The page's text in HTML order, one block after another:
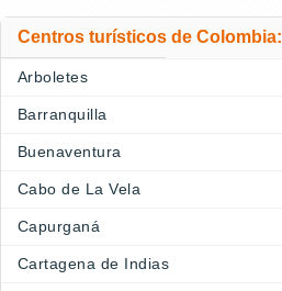
Centros turísticos de Colombia:
Arboletes
Barranquilla
Buenaventura
Cabo de La Vela
Capurganá
Cartagena de Indias